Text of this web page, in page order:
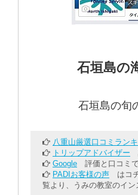
石垣島の
石垣島の旬
八重山厳選口コミラン
トリップアドバイザー
Google 評価と口コミ
PADIお客様の声 はコ
覧より、うみの教室のイ